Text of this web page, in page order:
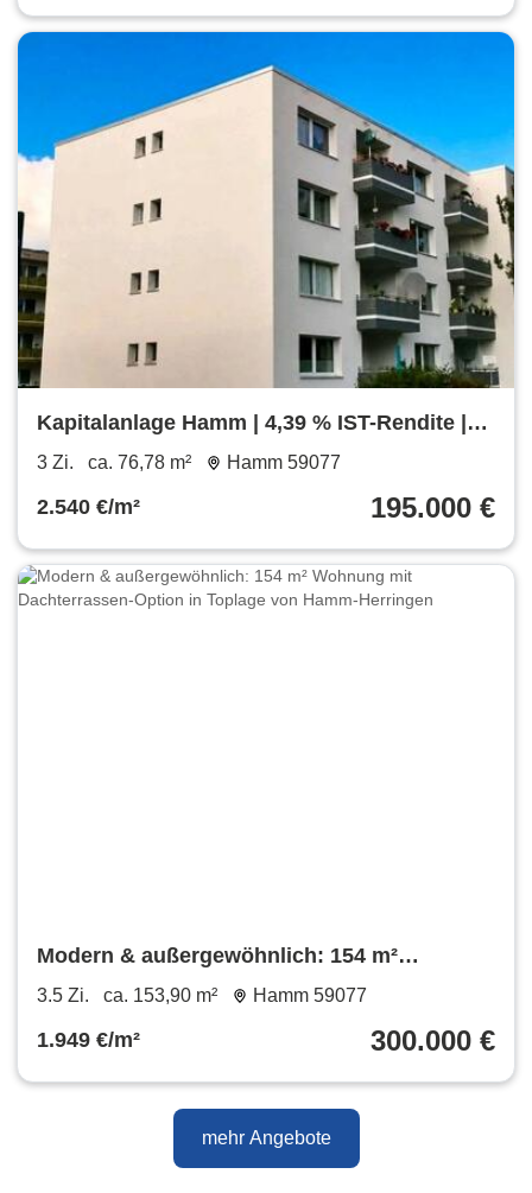
Kapitalanlage Hamm | 4,39 % IST-Rendite |
Potenzial bis 5,69 %
3 Zi. ca. 76,78 m² Hamm 59077
2.540 €/m² 195.000 €
Modern & außergewöhnlich: 154 m²
Wohnung mit Dachterrassen-Option in
3.5 Zi. ca. 153,90 m² Hamm 59077
1.949 €/m² 300.000 €
mehr Angebote